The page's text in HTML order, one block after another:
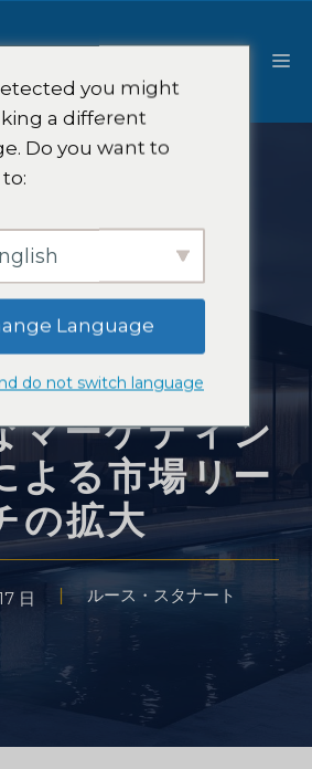
メ
マーケティン
よる市場リー
の拡大
日 ルース・スタナート
you might
a different
Do you want to
Language
do not switch language